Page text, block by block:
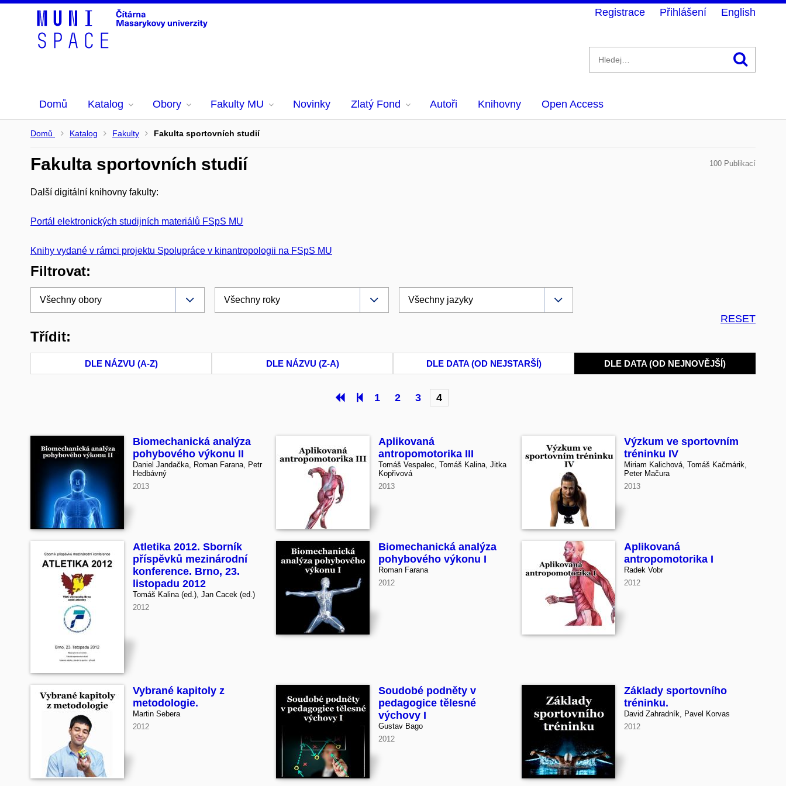
Domů Katalog Obory Fakulty MU Novinky Zlatý Fond Autoři Knihovny Open Access
Registrace Přihlášení English
Domů Katalog Fakulty Fakulta sportovních studií
100 Publikací
Fakulta sportovních studií
Další digitální knihovny fakulty:
Portál elektronických studijních materiálů FSpS MU
Knihy vydané v rámci projektu Spolupráce v kinantropologii na FSpS MU
Filtrovat:
RESET
Třídit:
DLE NÁZVU (A-Z) DLE NÁZVU (Z-A) DLE DATA (OD NEJSTARŠÍ) DLE DATA (OD NEJNOVĚJŠÍ)
1 2 3 4
Biomechanická analýza
pohybového výkonu II
Daniel Jandačka, Roman Farana, Petr
Hedbávný
2013
Aplikovaná
antropomotorika III
Tomáš Vespalec, Tomáš Kalina, Jitka
Kopřivová
2013
Výzkum ve sportovním
tréninku IV
Miriam Kalichová, Tomáš Kačmárik,
Peter Mačura
2013
Atletika 2012. Sborník
příspěvků mezinárodní
konference. Brno, 23.
listopadu 2012
Tomáš Kalina (ed.), Jan Cacek (ed.)
2012
Biomechanická analýza
pohybového výkonu I
Roman Farana
2012
Aplikovaná
antropomotorika I
Radek Vobr
2012
Vybrané kapitoly z
metodologie.
Martin Sebera
2012
Soudobé podněty v
pedagogice tělesné
výchovy I
Gustav Bago
2012
Základy sportovního
tréninku.
David Zahradník, Pavel Korvas
2012